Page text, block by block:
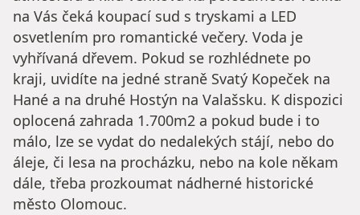
na Vás čeká koupací sud s tryskami a LED
osvetlením pro romantické večery. Voda je
vyhřívaná dřevem. Pokud se rozhlédnete po
kraji, uvidíte na jedné straně Svatý Kopeček na
Hané a na druhé Hostýn na Valašsku. K dispozici
oplocená zahrada 1.700m2 a pokud bude i to
málo, lze se vydat do nedalekých stájí, nebo do
áleje, či lesa na procházku, nebo na kole někam
dále, třeba prozkoumat nádherné historické
město Olomouc.